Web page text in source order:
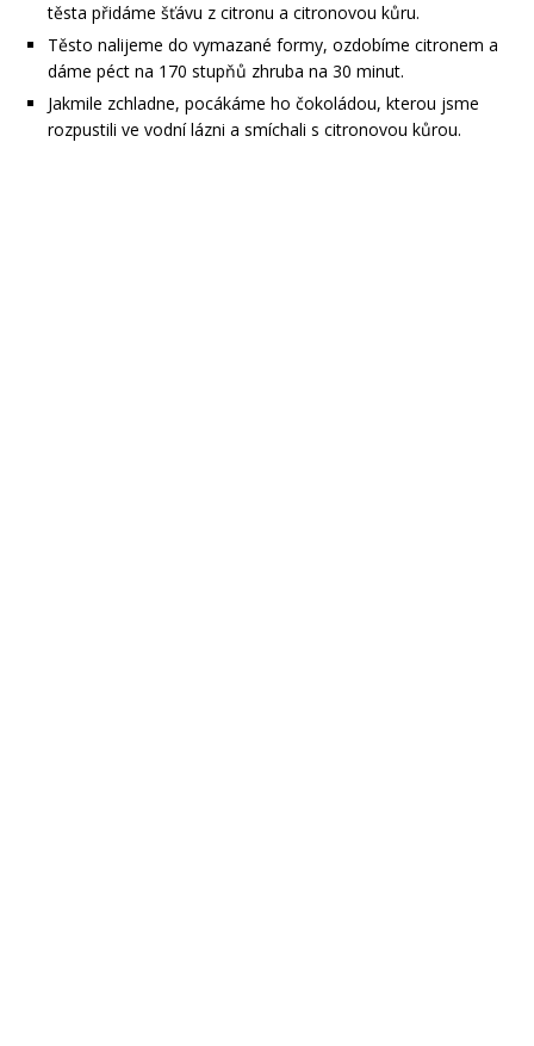
těsta přidáme šťávu z citronu a citronovou kůru.
Těsto nalijeme do vymazané formy, ozdobíme citronem a
dáme péct na 170 stupňů zhruba na 30 minut.
Jakmile zchladne, pocákáme ho čokoládou, kterou jsme
rozpustili ve vodní lázni a smíchali s citronovou kůrou.